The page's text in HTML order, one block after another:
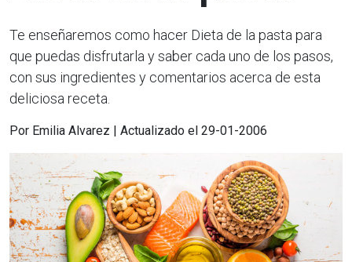
Te enseñaremos como hacer Dieta de la pasta para
que puedas disfrutarla y saber cada uno de los pasos,
con sus ingredientes y comentarios acerca de esta
deliciosa receta.
Por Emilia Alvarez | Actualizado el 29-01-2006